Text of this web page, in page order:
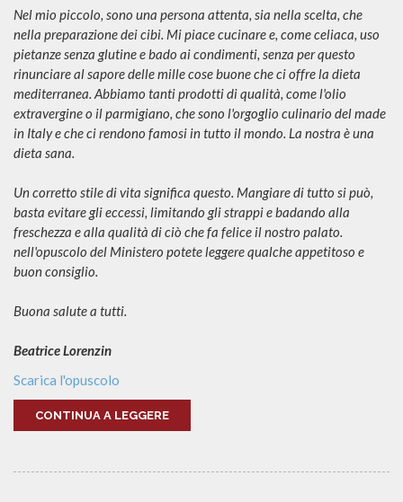
Nel mio piccolo, sono una persona attenta, sia nella scelta, che
nella preparazione dei cibi. Mi piace cucinare e, come celiaca, uso
pietanze senza glutine e bado ai condimenti, senza per questo
rinunciare al sapore delle mille cose buone che ci offre la dieta
mediterranea. Abbiamo tanti prodotti di qualità, come l'olio
extravergine o il parmigiano, che sono l'orgoglio culinario del made
in Italy e che ci rendono famosi in tutto il mondo. La nostra è una
dieta sana.
Un corretto stile di vita significa questo. Mangiare di tutto si può,
basta evitare gli eccessi, limitando gli strappi e badando alla
freschezza e alla qualità di ciò che fa felice il nostro palato.
nell'opuscolo del Ministero potete leggere qualche appetitoso e
buon consiglio.
Buona salute a tutti.
Beatrice Lorenzin
Scarica l'opuscolo
CONTINUA A LEGGERE